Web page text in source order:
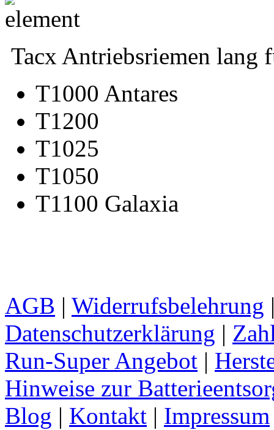
Tacx Antriebsriemen lang
T1000 Antares
T1200
T1025
T1050
T1100 Galaxia
AGB | Widerrufsbelehrung
Datenschutzerklärung |
Run-Super Angebot |
Hinweise zur
Blog | Kontakt | Impressum